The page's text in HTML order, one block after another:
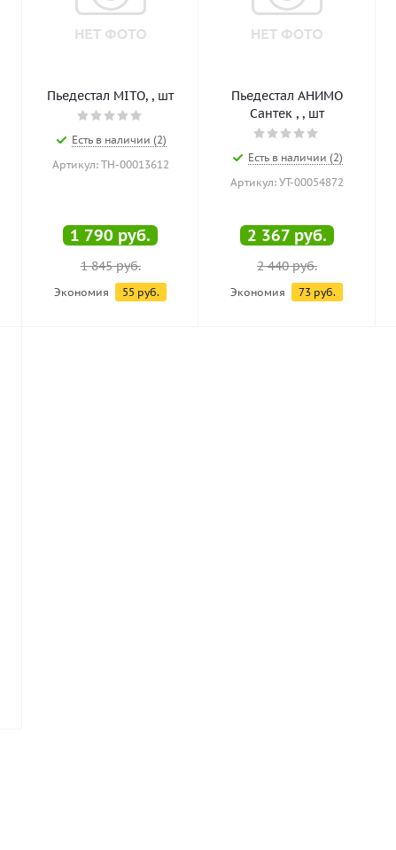
Пьедестал MITO, , шт
Есть в наличии (2)
Артикул: ТН-00013612
1 790 руб.
1 845руб.
Экономия 55 руб.
Пьедестал АНИМО
Сантек , , шт
Есть в наличии (2)
Артикул: УТ-00054872
2 367руб.
2 440руб.
Экономия 73 руб.